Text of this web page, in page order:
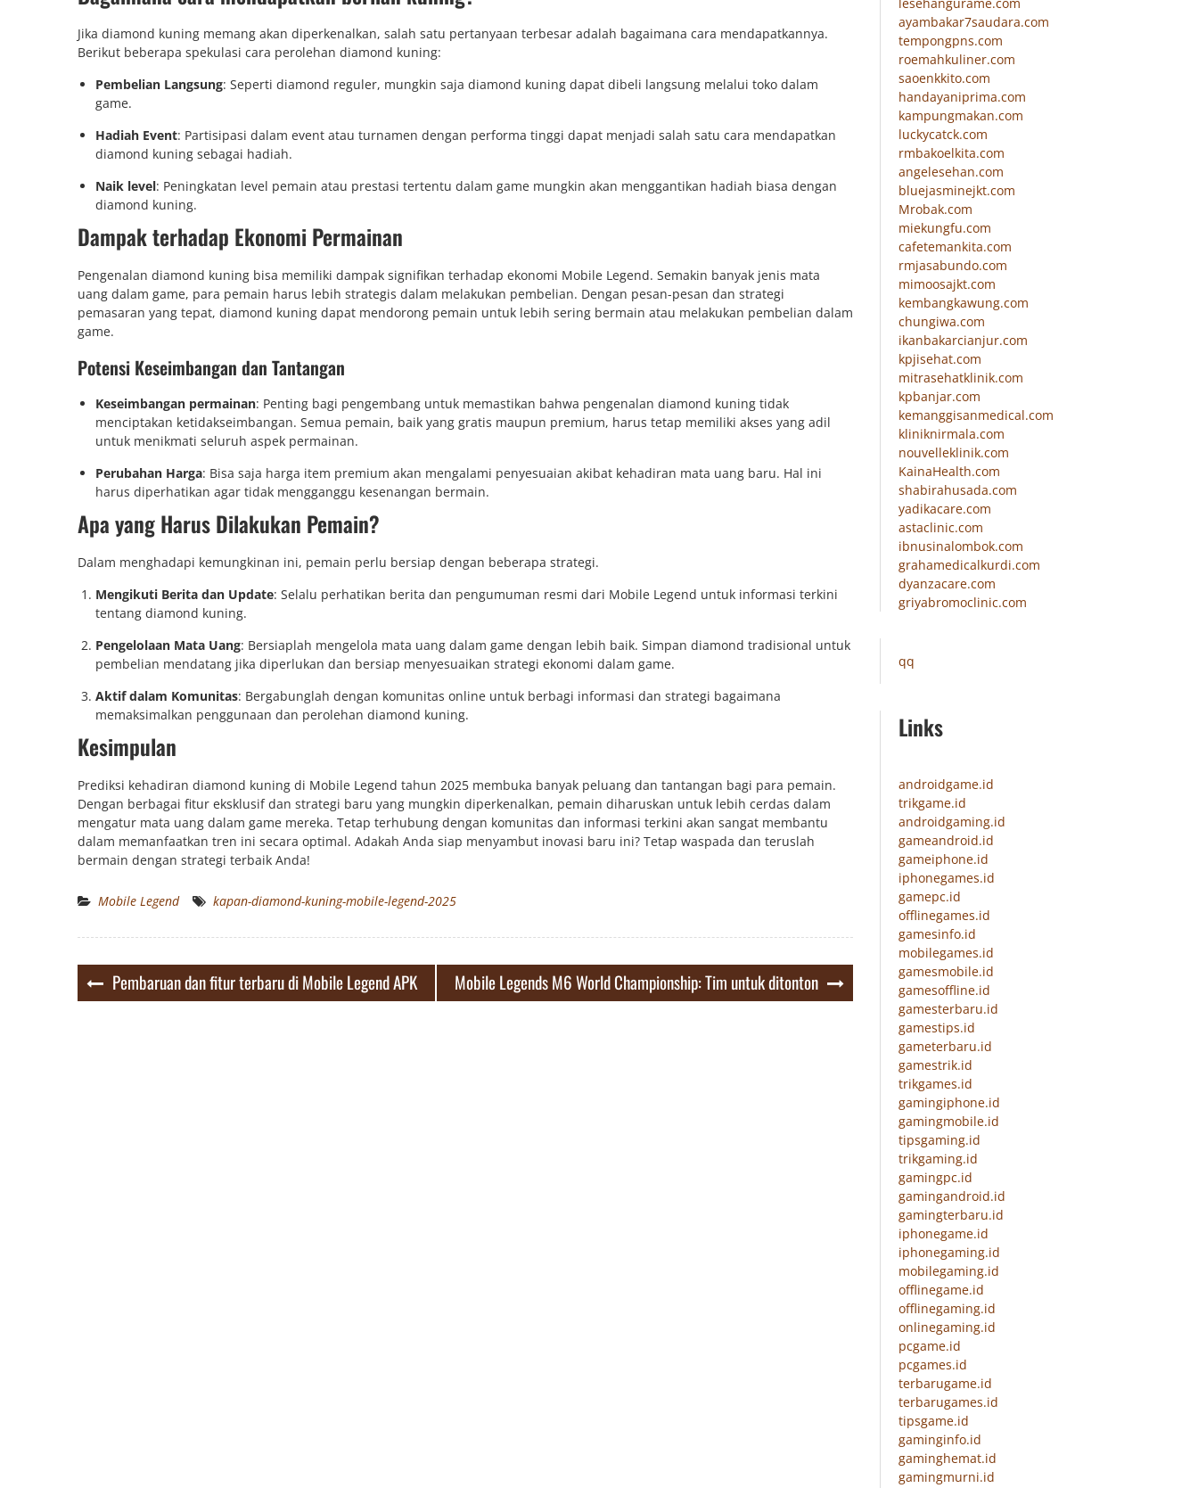
Jika diamond kuning memang akan diperkenalkan, salah satu pertanyaan terbesar adalah bagaimana cara mendapatkannya.
Berikut beberapa spekulasi cara perolehan diamond kuning:
Pembelian Langsung: Seperti diamond reguler, mungkin saja diamond kuning dapat dibeli langsung melalui toko dalam
game.
Hadiah Event: Partisipasi dalam event atau turnamen dengan performa tinggi dapat menjadi salah satu cara mendapatkan
diamond kuning sebagai hadiah.
Naik level: Peningkatan level pemain atau prestasi tertentu dalam game mungkin akan menggantikan hadiah biasa dengan
diamond kuning.
Dampak terhadap Ekonomi Permainan
Pengenalan diamond kuning bisa memiliki dampak signifikan terhadap ekonomi Mobile Legend. Semakin banyak jenis mata
uang dalam game, para pemain harus lebih strategis dalam melakukan pembelian. Dengan pesan-pesan dan strategi
pemasaran yang tepat, diamond kuning dapat mendorong pemain untuk lebih sering bermain atau melakukan pembelian dalam
game.
Potensi Keseimbangan dan Tantangan
Keseimbangan permainan: Penting bagi pengembang untuk memastikan bahwa pengenalan diamond kuning tidak
menciptakan ketidakseimbangan. Semua pemain, baik yang gratis maupun premium, harus tetap memiliki akses yang adil
untuk menikmati seluruh aspek permainan.
Perubahan Harga: Bisa saja harga item premium akan mengalami penyesuaian akibat kehadiran mata uang baru. Hal ini
harus diperhatikan agar tidak mengganggu kesenangan bermain.
Apa yang Harus Dilakukan Pemain?
Dalam menghadapi kemungkinan ini, pemain perlu bersiap dengan beberapa strategi.
Mengikuti Berita dan Update: Selalu perhatikan berita dan pengumuman resmi dari Mobile Legend untuk informasi terkini
tentang diamond kuning.
Pengelolaan Mata Uang: Bersiaplah mengelola mata uang dalam game dengan lebih baik. Simpan diamond tradisional untuk
pembelian mendatang jika diperlukan dan bersiap menyesuaikan strategi ekonomi dalam game.
Aktif dalam Komunitas: Bergabunglah dengan komunitas online untuk berbagi informasi dan strategi bagaimana
memaksimalkan penggunaan dan perolehan diamond kuning.
Kesimpulan
Prediksi kehadiran diamond kuning di Mobile Legend tahun 2025 membuka banyak peluang dan tantangan bagi para pemain.
Dengan berbagai fitur eksklusif dan strategi baru yang mungkin diperkenalkan, pemain diharuskan untuk lebih cerdas dalam
mengatur mata uang dalam game mereka. Tetap terhubung dengan komunitas dan informasi terkini akan sangat membantu
dalam memanfaatkan tren ini secara optimal. Adakah Anda siap menyambut inovasi baru ini? Tetap waspada dan teruslah
bermain dengan strategi terbaik Anda!
Mobile Legend kapan-diamond-kuning-mobile-legend-2025
Post
navigation
Pembaruan dan fitur terbaru di Mobile Legend APK Mobile Legends M6 World Championship: Tim untuk ditonton
ayambakar7saudara.com
tempongpns.com
roemahkuliner.com
saoenkkito.com
handayaniprima.com
kampungmakan.com
luckycatck.com
rmbakoelkita.com
angelesehan.com
bluejasminejkt.com
Mrobak.com
miekungfu.com
cafetemankita.com
rmjasabundo.com
mimoosajkt.com
kembangkawung.com
chungiwa.com
ikanbakarcianjur.com
kpjisehat.com
mitrasehatklinik.com
kpbanjar.com
kemanggisanmedical.com
kliniknirmala.com
nouvelleklinik.com
KainaHealth.com
shabirahusada.com
yadikacare.com
astaclinic.com
ibnusinalombok.com
grahamedicalkurdi.com
dyanzacare.com
griyabromoclinic.com
qq
Links
androidgame.id
trikgame.id
androidgaming.id
gameandroid.id
gameiphone.id
iphonegames.id
gamepc.id
offlinegames.id
gamesinfo.id
mobilegames.id
gamesmobile.id
gamesoffline.id
gamesterbaru.id
gamestips.id
gameterbaru.id
gamestrik.id
trikgames.id
gamingiphone.id
gamingmobile.id
tipsgaming.id
trikgaming.id
gamingpc.id
gamingandroid.id
gamingterbaru.id
iphonegame.id
iphonegaming.id
mobilegaming.id
offlinegame.id
offlinegaming.id
onlinegaming.id
pcgame.id
pcgames.id
terbarugame.id
terbarugames.id
tipsgame.id
gaminginfo.id
gaminghemat.id
gamingmurni.id